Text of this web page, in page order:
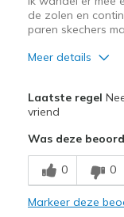
de zolen en
paren skechers
Meer details
Lichtgewicht
Minpunten
Verslijt snel
Weinig stabiliteit
Laatste regel
vriend
Was deze
0 0
Markeer deze